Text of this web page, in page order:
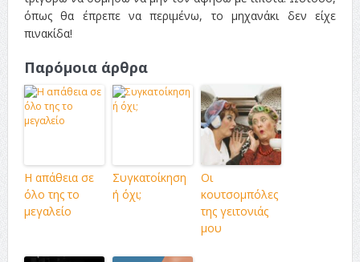
όπως θα έπρεπε να περιμένω, το μηχανάκι δεν είχε
πινακίδα!
Παρόμοια άρθρα
Η απάθεια σε
όλο της το
μεγαλείο
Συγκατοίκηση
ή όχι;
Οι
κουτσομπόλες
της γειτονιάς
μου